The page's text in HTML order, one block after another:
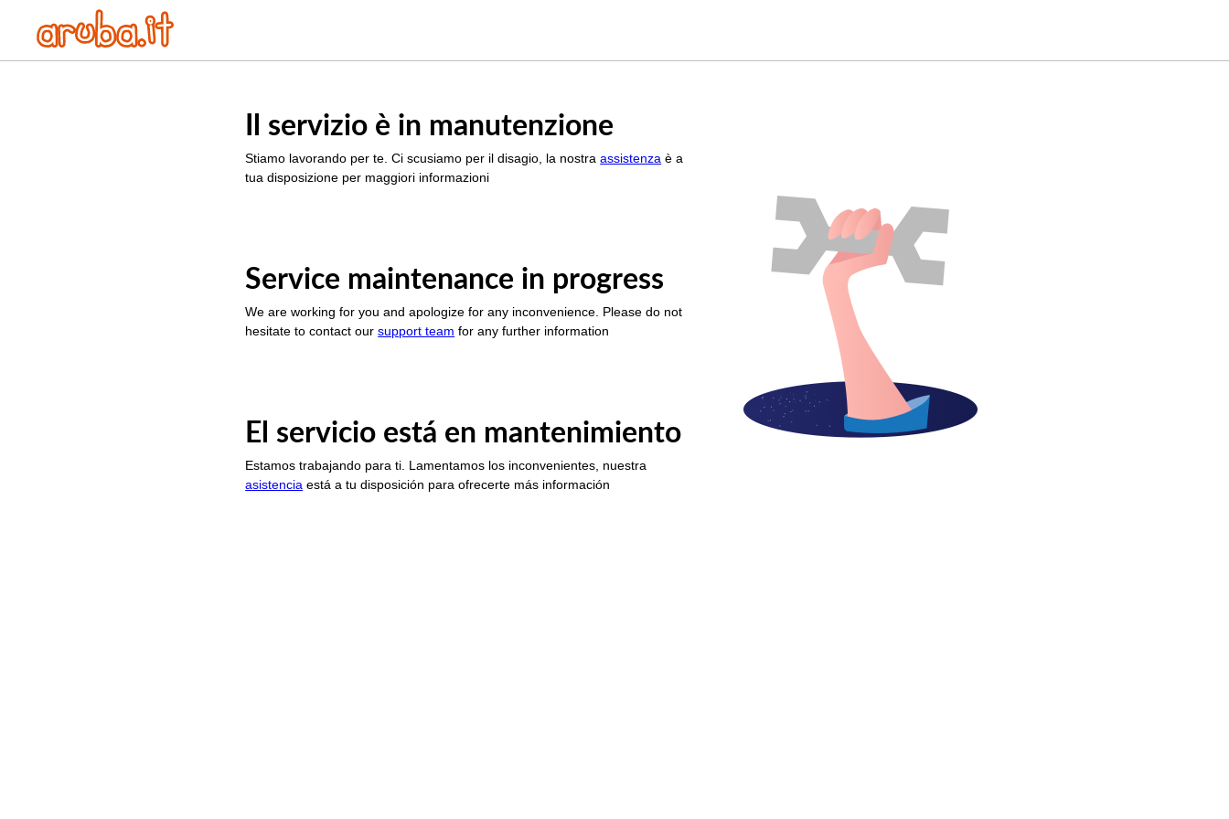
Il servizio è in manutenzione
Stiamo lavorando per te. Ci scusiamo per il disagio, la nostraassistenza è a
tua disposizione per maggiori informazioni
Service maintenance in progress
We are working for you and apologize for any inconvenience. Please do not
hesitate to contact oursupport team for any further information
El servicio está en mantenimiento
Estamos trabajando para ti. Lamentamos los inconvenientes, nuestra
asistencia está a tu disposición para ofrecerte más información